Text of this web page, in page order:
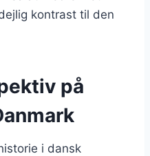
kontrast til den
på
i dansk